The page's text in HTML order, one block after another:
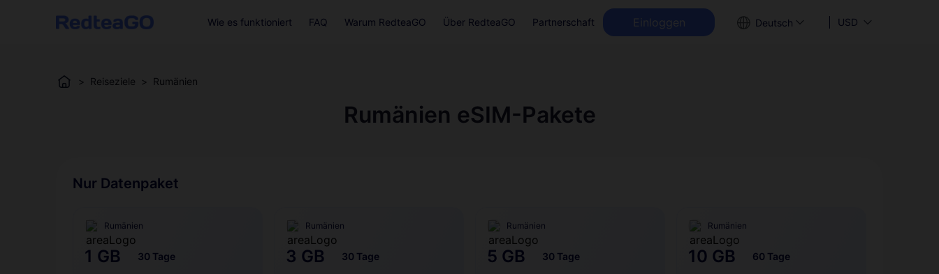
Wie es funktioniert FAQ Warum RedteaGO Über RedteaGO Partnerschaft Einloggen Deutsch USD
> Reiseziele > Rumänien
Rumänien eSIM-Pakete
Nur Datenpaket
Rumänien
1 GB 30 Tage
Rumänien
3 GB 30 Tage
Rumänien
5 GB 30 Tage
Rumänien
10 GB 60 Tage